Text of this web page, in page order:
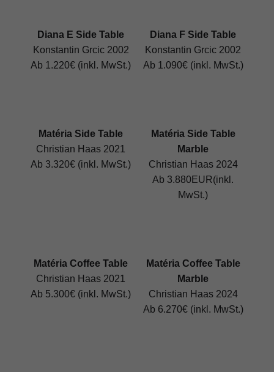
Diana E Side Table
Konstantin Grcic 2002
Ab 1.220€ (inkl. MwSt.)
Diana F Side Table
Konstantin Grcic 2002
Ab 1.090€ (inkl. MwSt.)
Matéria Side Table
Christian Haas 2021
Ab 3.320€ (inkl. MwSt.)
Matéria Side Table
Marble
Christian Haas 2024
Ab 3.880EUR(inkl.
MwSt.)
Matéria Coffee Table
Christian Haas 2021
Ab 5.300€ (inkl. MwSt.)
Matéria Coffee Table
Marble
Christian Haas 2024
Ab 6.270€ (inkl. MwSt.)